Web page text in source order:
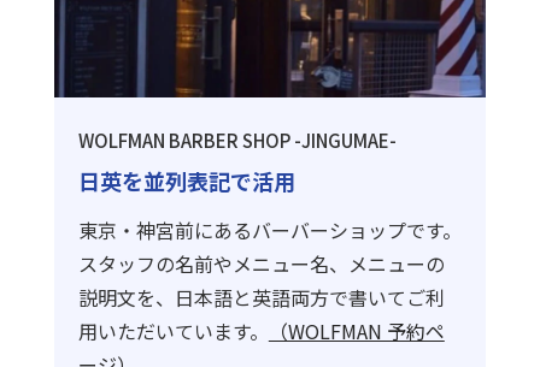
WOLFMAN BARBER SHOP -JINGUMAE-
日英を並列表記で活用
東京・神宮前にあるバーバーショップです。
スタッフの名前やメニュー名、メニューの
説明文を、日本語と英語両方で書いてご利
用いただいています。
（WOLFMAN 予約ペ